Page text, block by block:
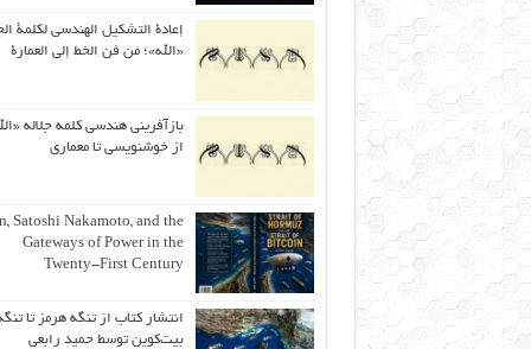
إعادة التشكيل الهندسي لكلمة
«الله»؛ من فن الخط إلى العمارة
بازآفرینی هندسی کلمه جلاله
از خوشنویسی تا معماری
Satoshi Nakamoto, and the
Gateways of Power in the
Twenty-First Century
انتشار کتاب از تنگه هرمز تا
بیت‌کوین توسط حمید رابعی